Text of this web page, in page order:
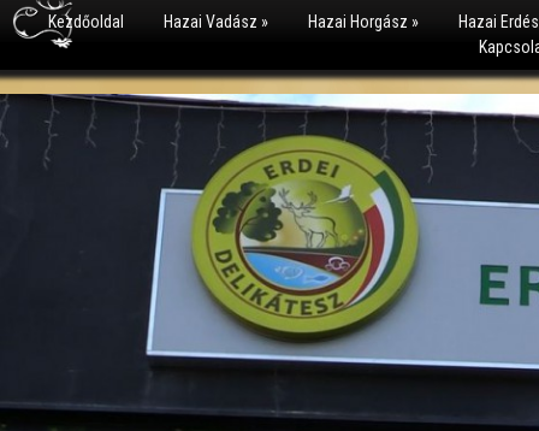
Kezdőoldal Hazai Vadász » Hazai Horgász »
Hazai